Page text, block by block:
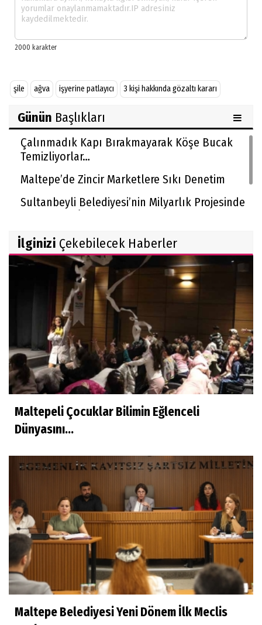
şile ağva işyerine patlayıcı 3 kişi hakkında gözaltı kararı
Günün Başlıkları
Çalınmadık Kapı Bırakmayarak Köşe Bucak
Temizliyorlar…
Maltepe’de Zincir Marketlere Sıkı Denetim
Sultanbeyli Belediyesi’nin Milyarlık Projesinde
İlginizi Çekebilecek Haberler
Maltepeli Çocuklar Bilimin Eğlenceli
Dünyasını...
Maltepe Belediyesi Yeni Dönem İlk Meclis